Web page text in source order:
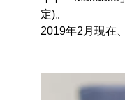
定)。
2019年2月現在